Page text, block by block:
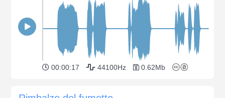
00:00:17 44100Hz 0.62Mb